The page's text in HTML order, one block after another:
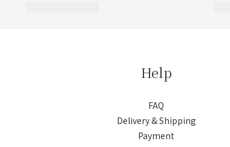
Help
FAQ
Delivery & Shipping
Payment